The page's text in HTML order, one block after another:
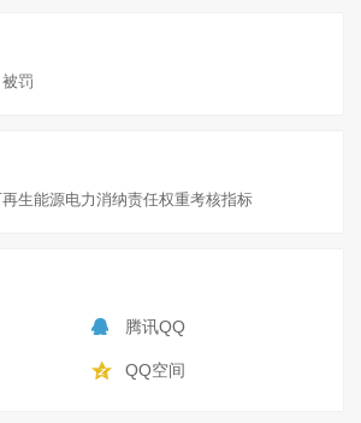
罚
生能源电力消纳责任权重考核指标
腾讯QQ
QQ空间